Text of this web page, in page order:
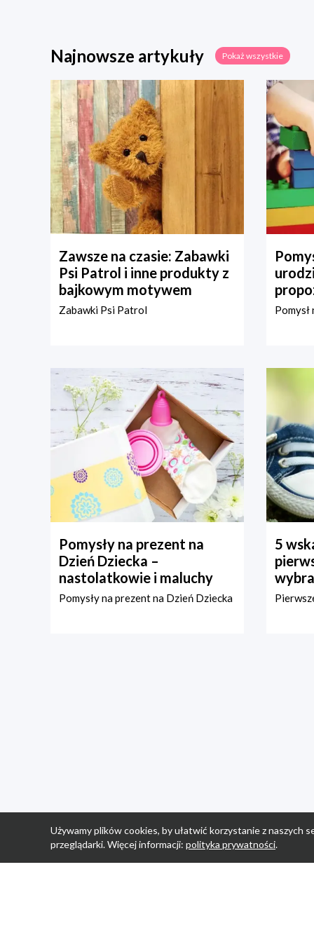
Najnowsze artykuły Pokaż wszystkie
Zawsze na czasie: Zabawki
Psi Patrol i inne produkty z
bajkowym motywem
Zabawki Psi Patrol
Pomysły na prezent na
Dzień Dziecka –
nastolatkowie i maluchy
Pomysły na prezent na Dzień Dziecka
5
Używamy plików cookies, by ułatwić korzystanie z naszych
przeglądarki. Więcej informacji: polityka prywatności.